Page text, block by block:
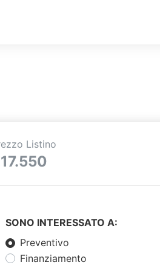
Listino
SONO INTERESSATO A:
Preventivo
Finanziamento